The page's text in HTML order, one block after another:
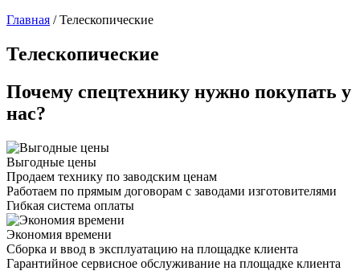
Главная /Телескопические
Телескопические
Почему спецтехнику нужно покупать у
нас?
Выгодные цены
Продаем технику по заводским ценам
Работаем по прямым договорам с заводами изготовителями
Гибкая система оплаты
Экономия времени
Сборка и ввод в эксплуатацию на площадке клиента
Гарантийное сервисное обслуживание на площадке клиента